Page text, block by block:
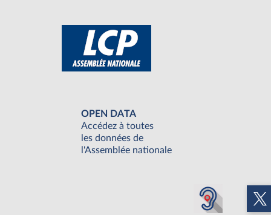
OPEN DATA
Accédez à toutes
les données de
l'Assemblée nationale